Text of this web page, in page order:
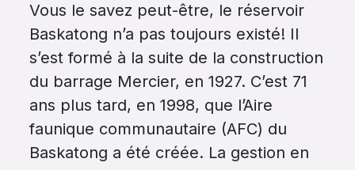
Vous le savez peut-être, le réservoir
Baskatong n’a pas toujours existé! Il
s’est formé à la suite de la construction
du barrage Mercier, en 1927. C’est 71
ans plus tard, en 1998, que l’Aire
faunique communautaire (AFC) du
Baskatong a été créée. La gestion en